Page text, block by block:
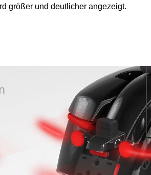
größer und deutlicher angezeigt.